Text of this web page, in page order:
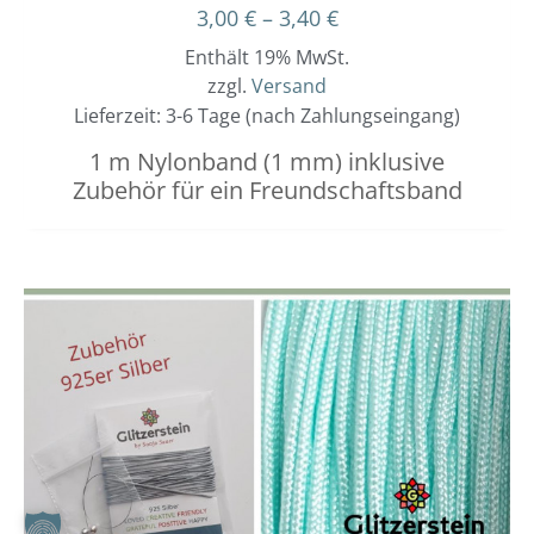
3,00 € – 3,40 €
Enthält 19% MwSt.
zzgl. Versand
Lieferzeit: 3-6 Tage (nach Zahlungseingang)
1 m Nylonband (1 mm) inklusive
Zubehör für ein Freundschaftsband